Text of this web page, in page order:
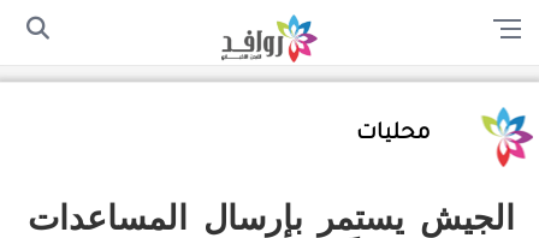
الرئيسية سياسة الخصوصية
محليات
الجيش يستمر بإرسال المساعدات